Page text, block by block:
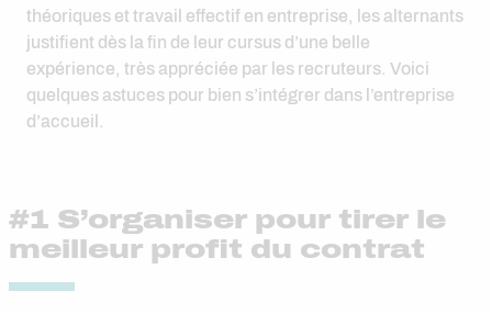
théoriques et travail effectif en entreprise, les alternants
justifient dès la fin de leur cursus d’une belle
expérience, très appréciée par les recruteurs. Voici
quelques astuces pour bien s’intégrer dans l’entreprise
d’accueil.
#1 S’organiser pour tirer le
meilleur profit du contrat